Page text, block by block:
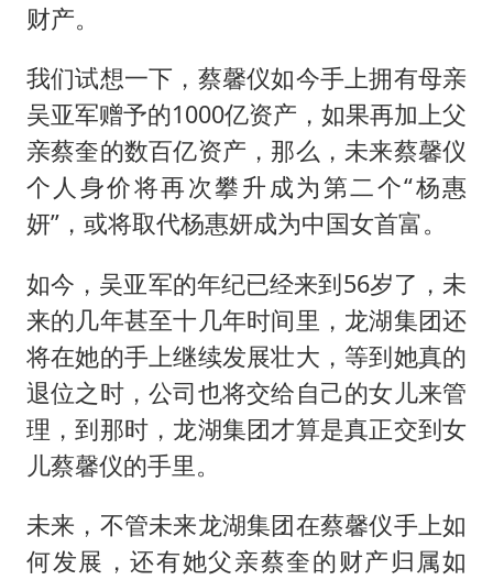
财产。
我们试想一下，蔡馨仪如今手上拥有母亲
吴亚军赠予的1000亿资产，如果再加上父
亲蔡奎的数百亿资产，那么，未来蔡馨仪
个人身价将再次攀升成为第二个“杨惠
妍”，或将取代杨惠妍成为中国女首富。
如今，吴亚军的年纪已经来到56岁了，未
来的几年甚至十几年时间里，龙湖集团还
将在她的手上继续发展壮大，等到她真的
退位之时，公司也将交给自己的女儿来管
理，到那时，龙湖集团才算是真正交到女
儿蔡馨仪的手里。
未来，不管未来龙湖集团在蔡馨仪手上如
何发展，还有她父亲蔡奎的财产归属如